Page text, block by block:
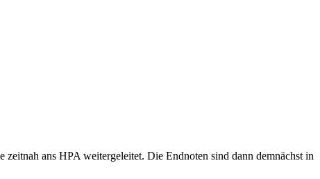
zeitnah ans HPA weitergeleitet. Die Endnoten sind dann demnächst in